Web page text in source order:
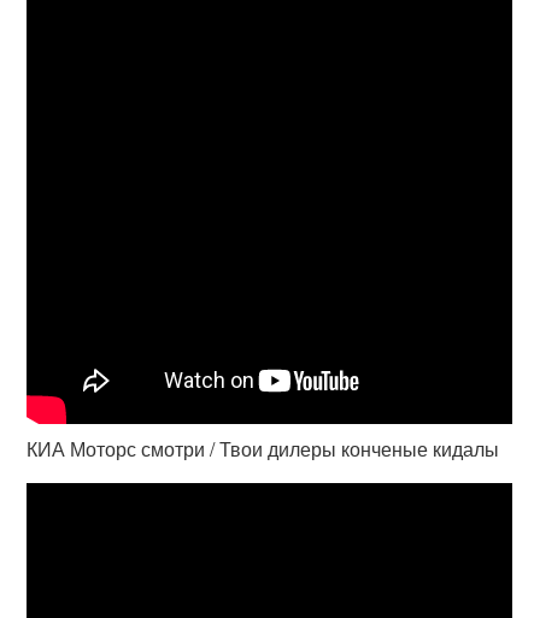
КИА Моторс смотри / Твои дилеры конченые кидалы